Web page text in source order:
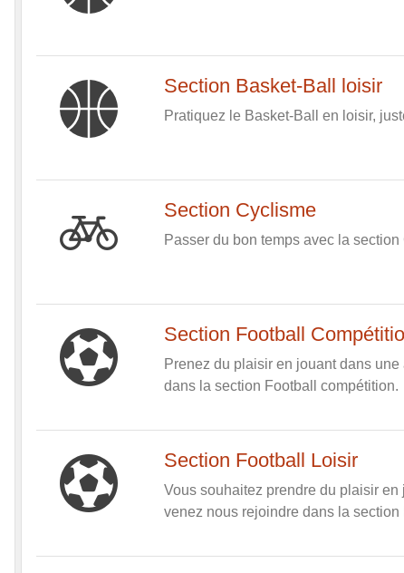
Section Basket-Ball loisir
Pratiquez le Basket-Ball en loisir,
Section Cyclisme
Passer du bon temps avec la section
Section Football
Prenez du plaisir en jouant dans
dans la section Football compétition.
Section Football Loisir
Vous souhaitez prendre du plaisir
venez nous rejoindre dans la